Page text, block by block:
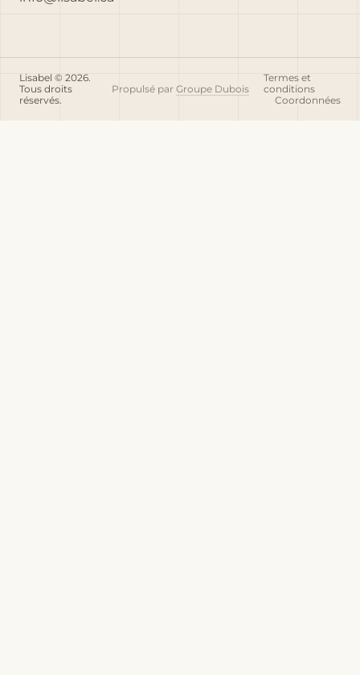
Lisabel © 2026.
Tous droits
réservés.
Propulsé par Groupe Dubois
Termes et
conditions
Coordonnées